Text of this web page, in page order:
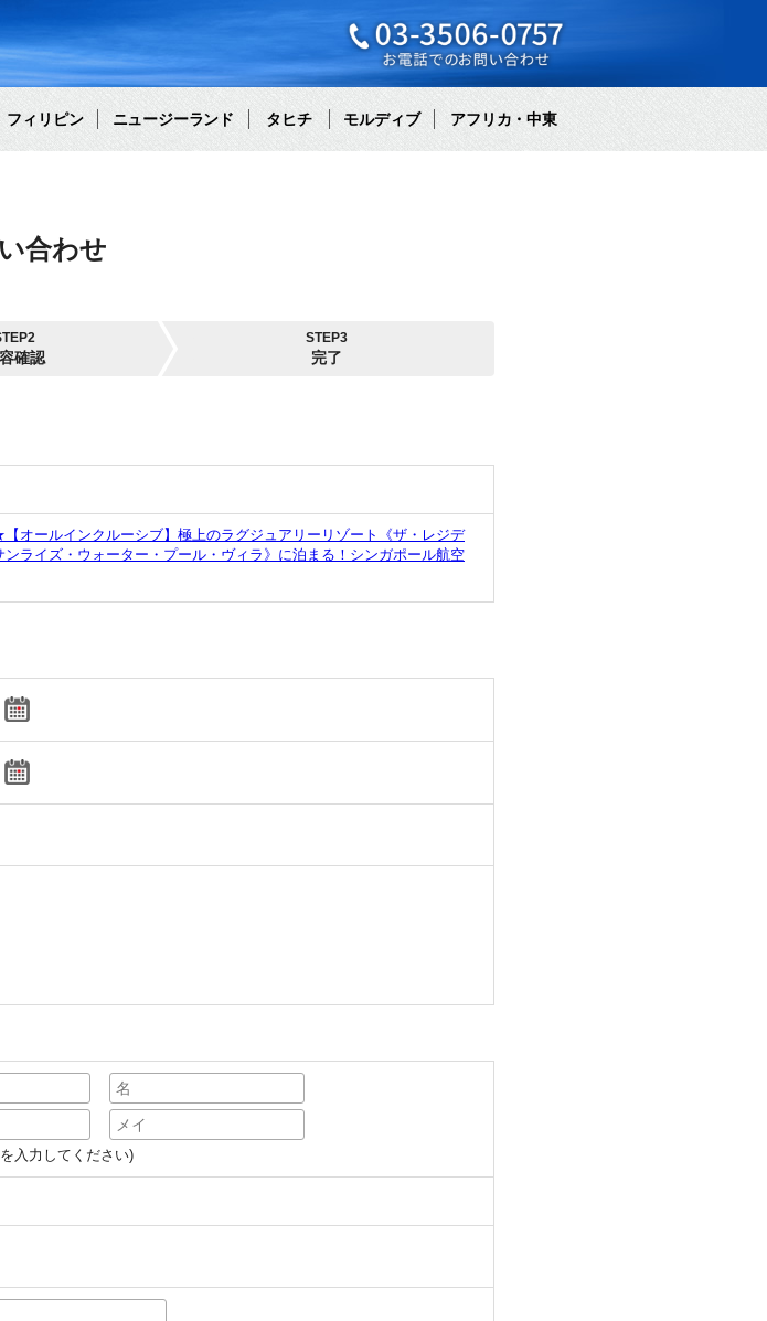
フィリピン ニュージーランド タヒチ モルディブ アフリカ・中東
合わせ
確認
STEP3
完了
オールインクルーシブ】極上のラグジュアリーリゾート《ザ・レジデ
ライズ・ウォーター・プール・ヴィラ》に泊まる！シンガポール航空
入力してください)